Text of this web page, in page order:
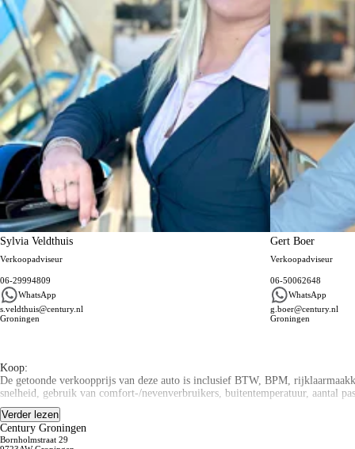
Sylvia Veldthuis
Verkoopadviseur
06-29994809
WhatsApp
s.veldthuis@century.nl
Groningen
Gert Boer
Verkoopadviseur
06-50062648
WhatsApp
g.boer@century.nl
Groningen
Koop:
De getoonde verkoopprijs van deze auto is inclusief BTW, BPM,
snelheid, gebruik van comfort-/nevenverbruikers, buitentemperatuur, aantal
Private Lease:
Century Autogroep is dé Private Lease dealer van Noord-Nederland! Sluit u
een scherp voorstel.
Verder lezen
Century Groningen
Bornholmstraat 29